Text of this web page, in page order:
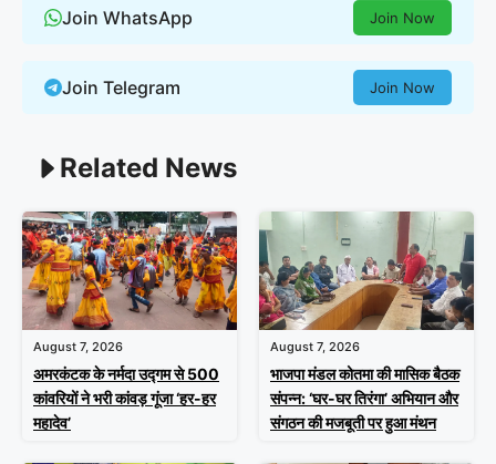
Join WhatsApp Join Now
Join Telegram Join Now
Related News
August 7, 2026
अमरकंटक के नर्मदा उद्गम से 500
कांवरियों ने भरी कांवड़ गूंजा ‘हर-हर
महादेव’
August 7, 2026
भाजपा मंडल कोतमा की मासिक बैठक
संपन्न: ‘घर-घर तिरंगा’ अभियान और
संगठन की मजबूती पर हुआ मंथन